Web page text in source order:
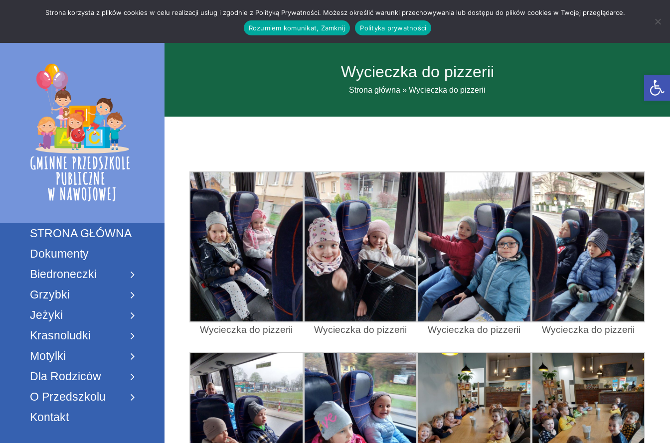
STRONA GŁÓWNA
Dokumenty
Biedroneczki
Grzybki
Jeżyki
Krasnoludki
Motylki
Dla Rodziców
O Przedszkolu
Kontakt
Wycieczka do pizzerii
Strona główna » Wycieczka do pizzerii
Wycieczka do pizzerii Wycieczka do pizzerii Wycieczka do pizzerii Wycieczka do pizzerii
Strona korzysta z plików cookies w celu realizacji usług i zgodnie z Polityką Prywatności. Możesz określić warunki przechowywania lub dostępu do plików cookies w Twojej przeglądarce.
Rozumiem komunikat, Zamknij
Polityka prywatności